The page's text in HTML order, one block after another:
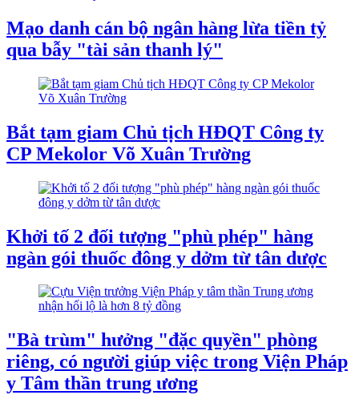
Mạo danh cán bộ ngân hàng lừa tiền tỷ
qua bẫy "tài sản thanh lý"
Bắt tạm giam Chủ tịch HĐQT Công ty
CP Mekolor Võ Xuân Trường
Khởi tố 2 đối tượng "phù phép" hàng
ngàn gói thuốc đông y dởm từ tân dược
"Bà trùm" hưởng "đặc quyền" phòng
riêng, có người giúp việc trong Viện Pháp
y Tâm thần trung ương